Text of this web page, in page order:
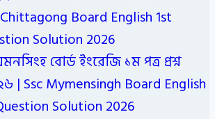
Board English 1st
Solution 2026
বোর্ড ইংরেজি ১ম পত্র প্রশ্ন
| Ssc Mymensingh Board English
Solution 2026